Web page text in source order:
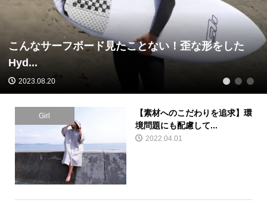
こんなサーフボード見たことない！歪な形をした
Hyd...
2023.08.20 1 2 3
Girl
【素材へのこだわりを追求】環
境問題にも配慮して...
2022.04.01